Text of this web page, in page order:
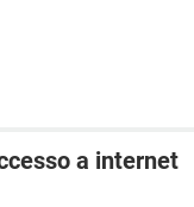
a internet